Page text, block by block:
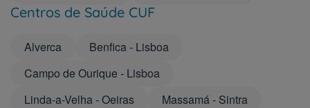
Centros de Saúde CUF
Alverca
Benfica - Lisboa
Campo de Ourique - Lisboa
Linda-a-Velha - Oeiras
Massamá - Sintra